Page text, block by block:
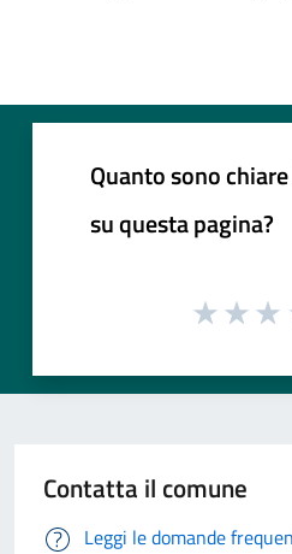
Quanto sono
su questa pagina?
Contatta il comune
Leggi le domande